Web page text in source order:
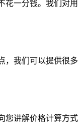
一分钱。我们对
我们可以提供很
您讲解价格计算方